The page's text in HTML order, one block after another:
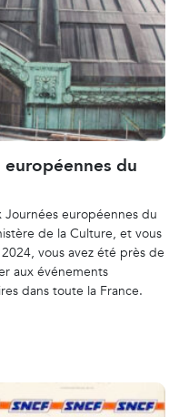
du
Journées européennes du
de la Culture, et vous
vous avez été près de
aux événements
dans toute la France.